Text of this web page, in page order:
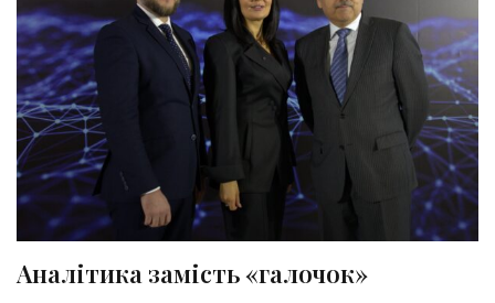
Аналітика замість «галочок»